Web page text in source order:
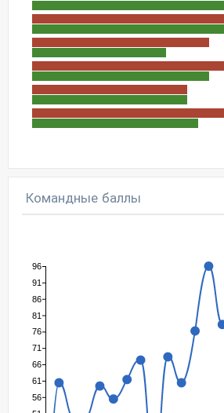
Командные баллы
56
61
66
71
76
81
86
91
96